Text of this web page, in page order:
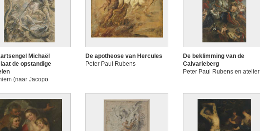
Michaël
de opstandige
(naar Jacopo
Rubens geretoucheerd)
De apotheose van Hercules
Peter Paul Rubens
De beklimming van de
Calvarieberg
Peter Paul Rubens en atelier